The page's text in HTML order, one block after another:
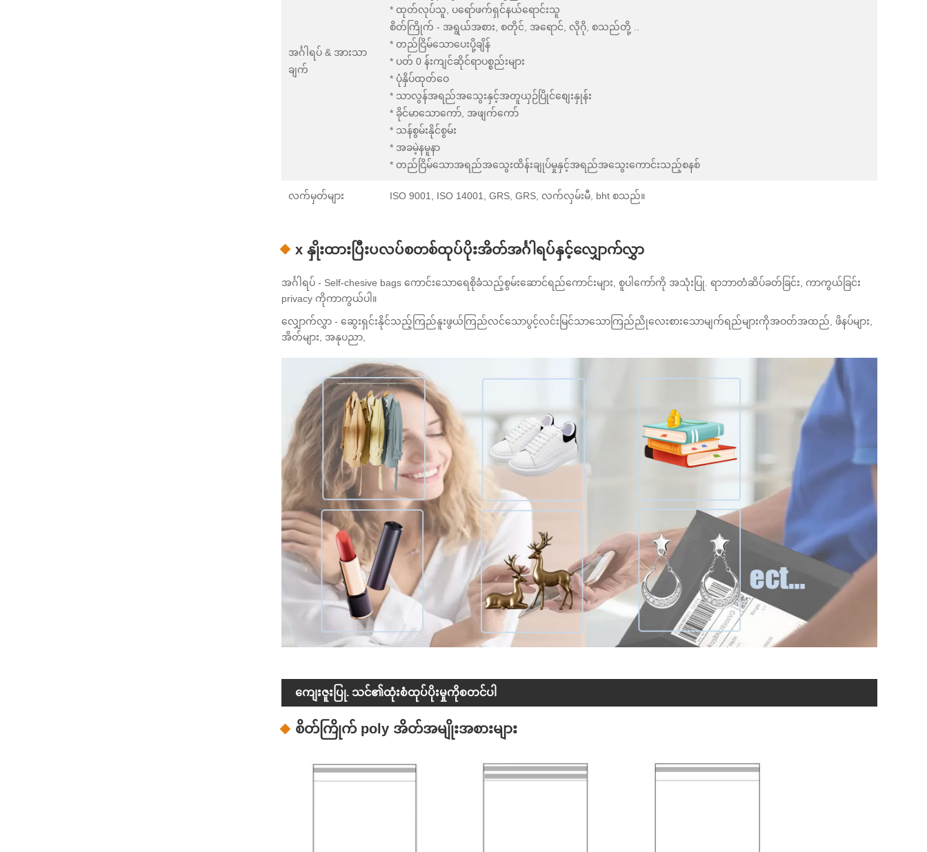
အင်္ဂါရပ် & အားသာ
ချက်
* ထုတ်လုပ်သူ, ပရော်ဖက်ရှင်နယ်ရောင်းသူ
စိတ်ကြိုက် - အရွယ်အစား, စတိုင်, အရောင်, လိုဂို, စသည်တို့ ..
* တည်ငြိမ်သောပေးပို့ချိန်
* ပတ် 0 န်းကျင်ဆိုင်ရာပစ္စည်းများ
* ပုံနှိပ်ထုတ်ဝေ
* သာလွန်အရည်အသွေးနှင့်အတူယှဉ်ပြိုင်စျေးနှုန်း
* ခိုင်မာသောကော်, အဖျက်ကော်
* သန်စွမ်းနိုင်စွမ်း
* အခမဲ့နမူနာ
* တည်ငြိမ်သောအရည်အသွေးထိန်းချုပ်မှုနှင့်အရည်အသွေးကောင်းသည့်စနစ်
လက်မှတ်များ ISO 9001, ISO 14001, GRS, GRS, လက်လှမ်းမီ, bht စသည်။
x နှိုးထားပြီးပလပ်စတစ်ထုပ်ပိုးအိတ်အင်္ဂါရပ်နှင့်လျှောက်လွှာ
အင်္ဂါရပ် - Self-chesive bags ကောင်းသောရေစိုခံသည့်စွမ်းဆောင်ရည်ကောင်းများ, စူပါကော်ကို အသုံးပြု. ရာဘာတံဆိပ်ခတ်ခြင်း, ကာကွယ်ခြင်း
privacy ကိုကာကွယ်ပါ။
လျှောက်လွှာ - ဆွေးရှင်းနိုင်သည့်ကြည်နူးဖွယ်ကြည်လင်သောပွင့်လင်းမြင်သာသောကြည်ညိုလေးစားသောမျက်ရည်များကိုအဝတ်အထည်, ဖိနပ်များ,
အိတ်များ, အနုပညာ,
ကျေးဇူးပြု. သင်၏ထုံးစံထုပ်ပိုးမှုကိုစတင်ပါ
စိတ်ကြိုက် poly အိတ်အမျိုးအစားများ